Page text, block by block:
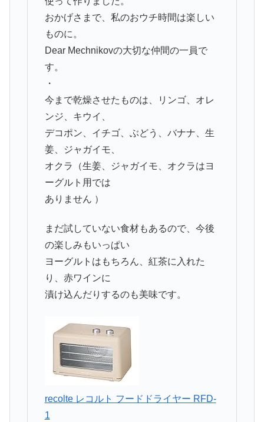
おかげさまで、私のおウチ時間は楽しい
ものに。
Dear Mechnikovの大切な仲間の一員で
す。
・
今まで乾燥させたものは、リンゴ、オレ
ンジ、キウイ、
デコポン、イチゴ、ぶどう、バナナ、生
姜、ジャガイモ、
オクラ（生姜、ジャガイモ、オクラはヨ
ーグルト用では
ありません ）
まだ試していない食材もあるので、今後
の楽しみもいっぱい
ヨーグルトはもちろん、紅茶に入れた
り、赤ワインに
漬け込んだりするのも美味です。
recolte レコルト フードドライヤー RFD-
1